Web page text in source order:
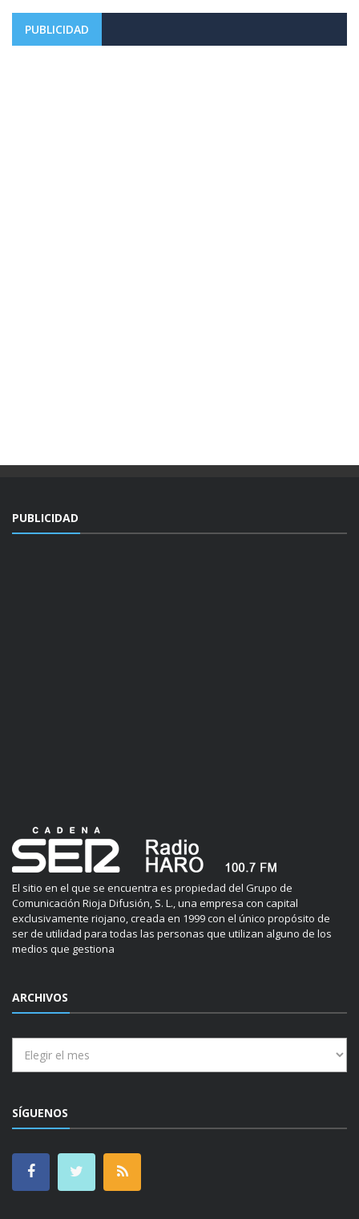
PUBLICIDAD
PUBLICIDAD
El sitio en el que se encuentra es propiedad del Grupo de
Comunicación Rioja Difusión, S. L., una empresa con capital
exclusivamente riojano, creada en 1999 con el único propósito de
ser de utilidad para todas las personas que utilizan alguno de los
medios que gestiona
ARCHIVOS
SÍGUENOS